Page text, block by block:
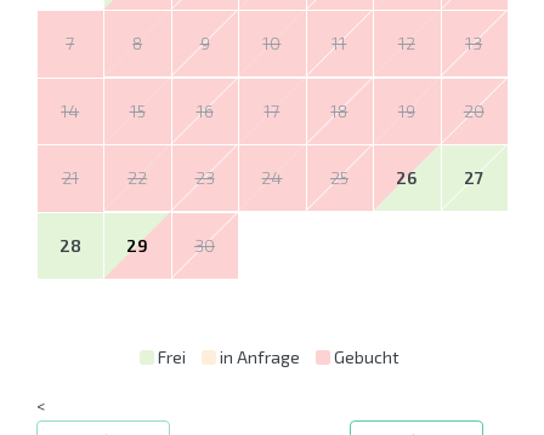
7 8 9 10 11 12 13
14 15 16 17 18 19 20
21 22 23 24 25 26 27
28 29 30
Frei in Anfrage Gebucht
<